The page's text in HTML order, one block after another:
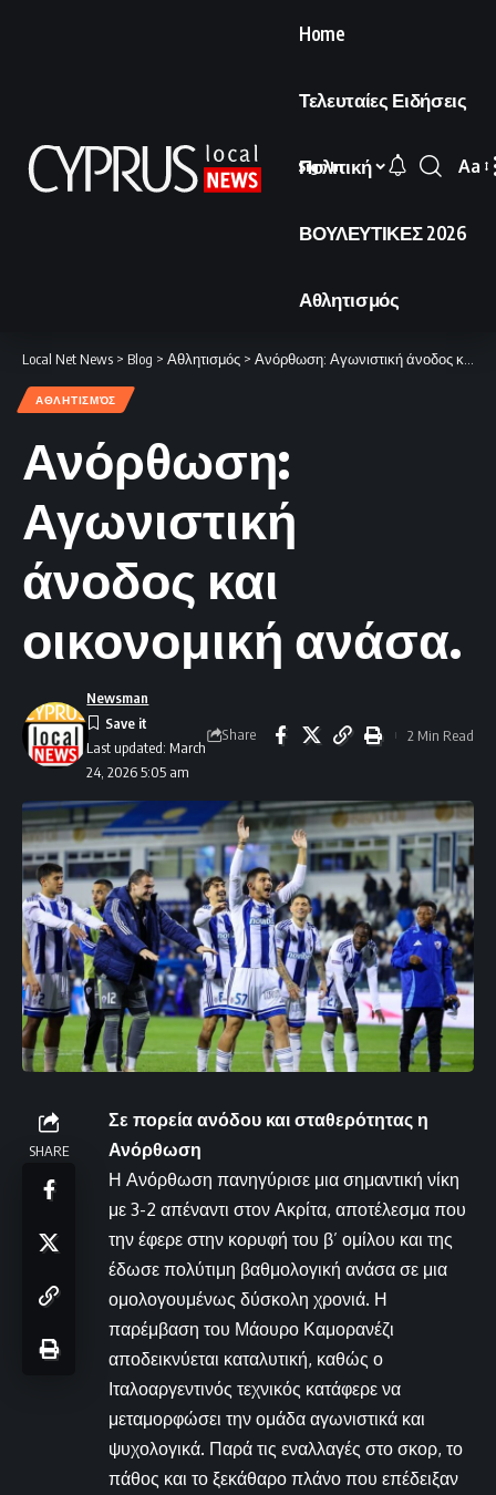
Home
Τελευταίες Ειδήσεις
Πολιτική
ΒΟΥΛΕΥΤΙΚΕΣ 2026
Αθλητισμός
Sign In
Font
Aa
Local Net News > Blog > Αθλητισμός > Ανόρθωση: Αγωνιστική άνοδος και οικονομική ανάσα.
ΑΘΛΗΤΙΣΜΌΣ
Ανόρθωση:
Αγωνιστική
άνοδος και
οικονομική ανάσα.
Last updated: March
24, 2026 5:05 am
Newsman
Share 2 Min Read
SHARE
Σε πορεία ανόδου και σταθερότητας η
Ανόρθωση
Η Ανόρθωση πανηγύρισε μια σημαντική νίκη
με 3-2 απέναντι στον Ακρίτα, αποτέλεσμα που
την έφερε στην κορυφή του β’ ομίλου και της
έδωσε πολύτιμη βαθμολογική ανάσα σε μια
ομολογουμένως δύσκολη χρονιά. Η
παρέμβαση του Μάουρο Καμορανέζι
αποδεικνύεται καταλυτική, καθώς ο
Ιταλοαργεντινός τεχνικός κατάφερε να
μεταμορφώσει την ομάδα αγωνιστικά και
ψυχολογικά. Παρά τις εναλλαγές στο σκορ, το
πάθος και το ξεκάθαρο πλάνο που επέδειξαν